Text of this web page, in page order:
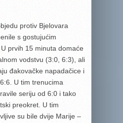
protiv Bjelovara
s gostujućim
prvih 15 minuta domaće
vodstvu (3:0, 6:3), ali
đakovačke napadačice i
U tim trenucima
seriju od 6:0 i tako
preokret. U tim
su bile dvije Marije –